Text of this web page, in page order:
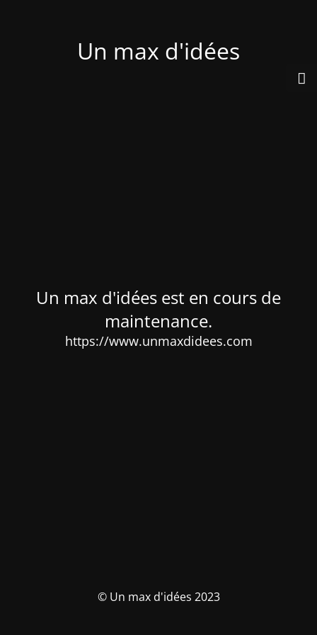
Un max d'idées
Un max d'idées est en cours de
maintenance.
https://www.unmaxdidees.com
© Un max d'idées 2023